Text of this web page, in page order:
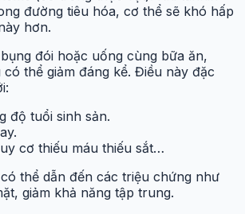
đường tiêu hóa, cơ thể sẽ khó hấp
hơn.
đói hoặc uống cùng bữa ăn,
thể giảm đáng kể. Điều này đặc
độ tuổi sinh sản.
cơ thiếu máu thiếu sắt…
thể dẫn đến các triệu chứng như
giảm khả năng tập trung.